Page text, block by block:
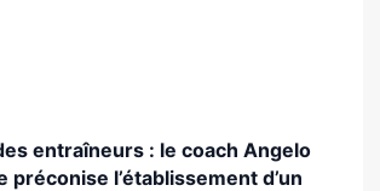
entraîneurs : le coach Angelo
préconise l’établissement d’un